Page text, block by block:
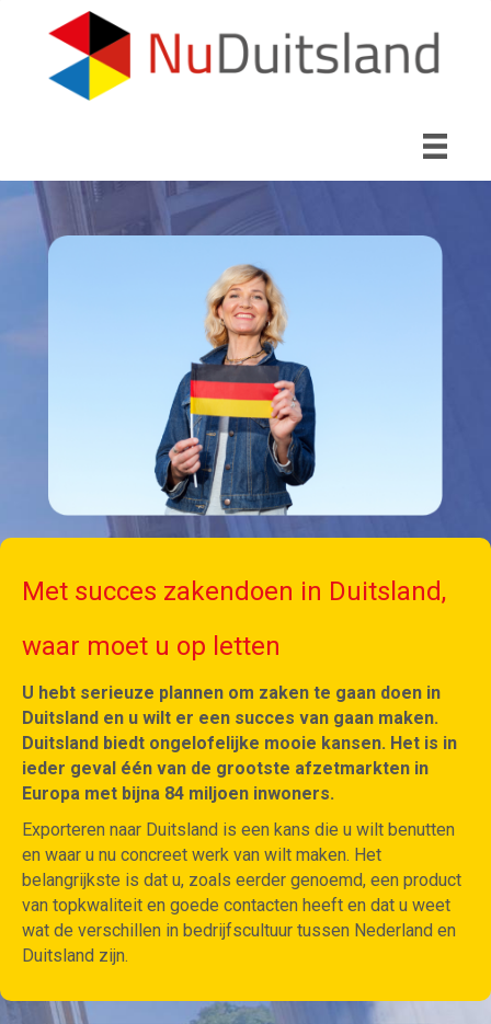
Met succes zakendoen in Duitsland,
waar moet u op letten
U hebt serieuze plannen om zaken te gaan doen in
Duitsland en u wilt er een succes van gaan maken.
Duitsland biedt ongelofelijke mooie kansen. Het is in
ieder geval één van de grootste afzetmarkten in
Europa met bijna 84 miljoen inwoners.
Exporteren naar Duitsland is een kans die u wilt benutten
en waar u nu concreet werk van wilt maken. Het
belangrijkste is dat u, zoals eerder genoemd, een product
van topkwaliteit en goede contacten heeft en dat u weet
wat de verschillen in bedrijfscultuur tussen Nederland en
Duitsland zijn.